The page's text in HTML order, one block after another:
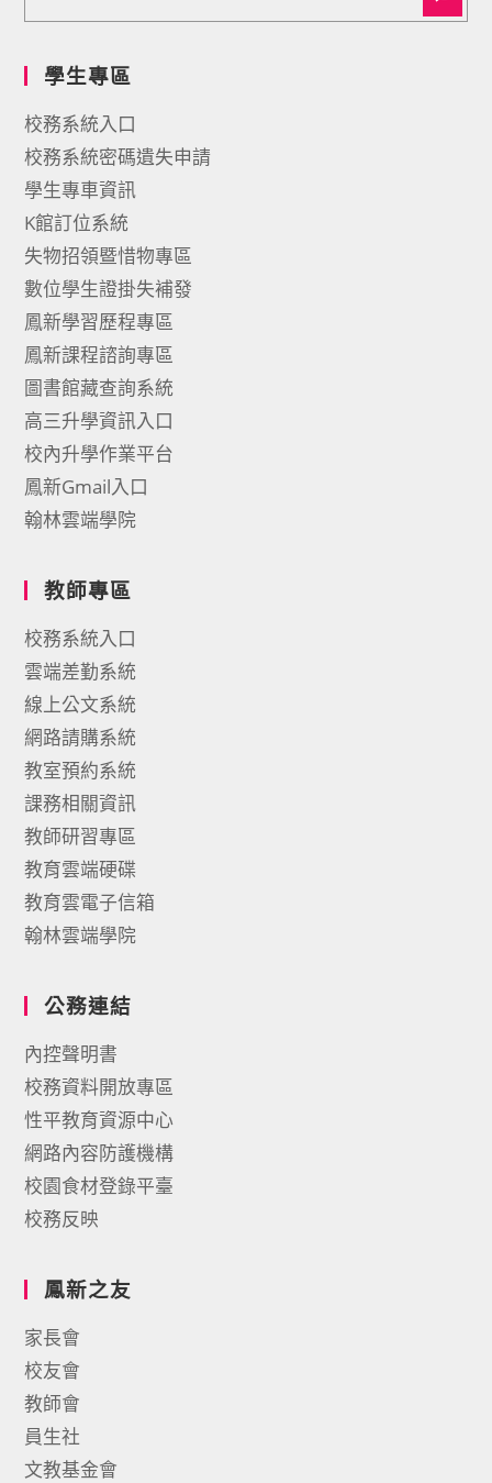
學生專區
校務系統入口
校務系統密碼遺失申請
學生專車資訊
K館訂位系統
失物招領暨惜物專區
數位學生證掛失補發
鳳新學習歷程專區
鳳新課程諮詢專區
圖書館藏查詢系統
高三升學資訊入口
校內升學作業平台
鳳新Gmail入口
翰林雲端學院
教師專區
校務系統入口
雲端差勤系統
線上公文系統
網路請購系統
教室預約系統
課務相關資訊
教師研習專區
教育雲端硬碟
教育雲電子信箱
翰林雲端學院
公務連結
內控聲明書
校務資料開放專區
性平教育資源中心
網路內容防護機構
校園食材登錄平臺
校務反映
鳳新之友
家長會
校友會
教師會
員生社
文教基金會